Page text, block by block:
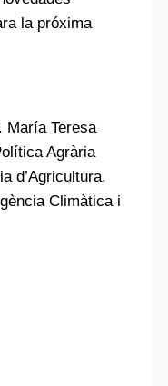
la próxima
María Teresa
Agrària
d’Agricultura,
Climàtica i